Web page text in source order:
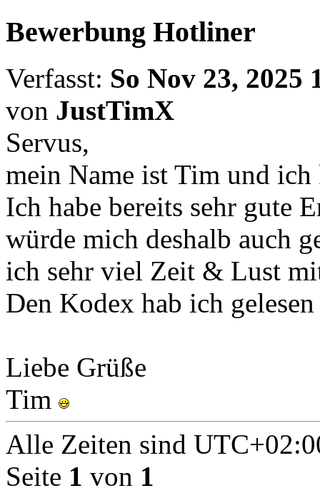
Bewerbung Hotliner
Verfasst: So Nov 23, 2025
von JustTimX
Servus,
mein Name ist Tim und
Ich habe bereits sehr gute
würde mich deshalb auch
ich sehr viel Zeit & Lust
Den Kodex hab ich
Liebe Grüße
Tim
Alle Zeiten sind
Seite 1 von 1